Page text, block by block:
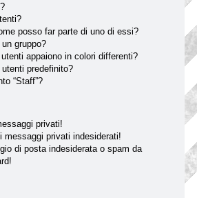
posso far parte di uno di essi?
gruppo?
appaiono in colori differenti?
utenti predefinito?
“Staff”?
privati!
messaggi privati indesiderati!
di posta indesiderata o spam da